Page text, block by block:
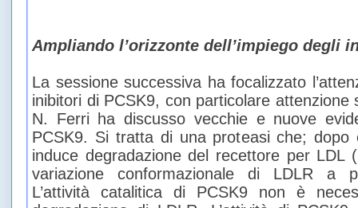
Ampliando l’orizzonte dell’impiego degli
La sessione successiva ha focalizzato
inibitori di PCSK9, con particolare
N. Ferri ha discusso vecchie e nuove
PCSK9. Si tratta di una proteasi che; dopo
induce degradazione del recettore per LDL
variazione conformazionale di LDLR a
L’attività catalitica di PCSK9 non è